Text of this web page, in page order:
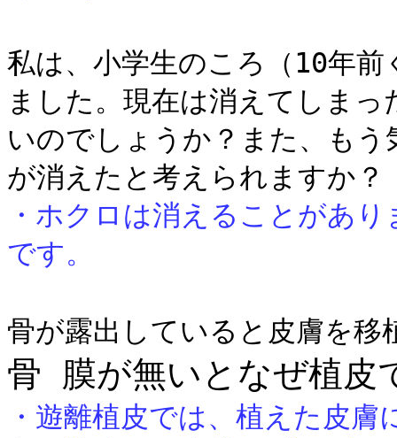
私は、小学生のころ（ 10年前
ました。現在は消えてしま
いのでしょうか？また、も
が消えたと考えられますか？
・ホクロは消えることがあ
です。
骨が露出していると皮膚を移
骨 膜が無いとなぜ植皮
・遊離植皮では、植えた皮